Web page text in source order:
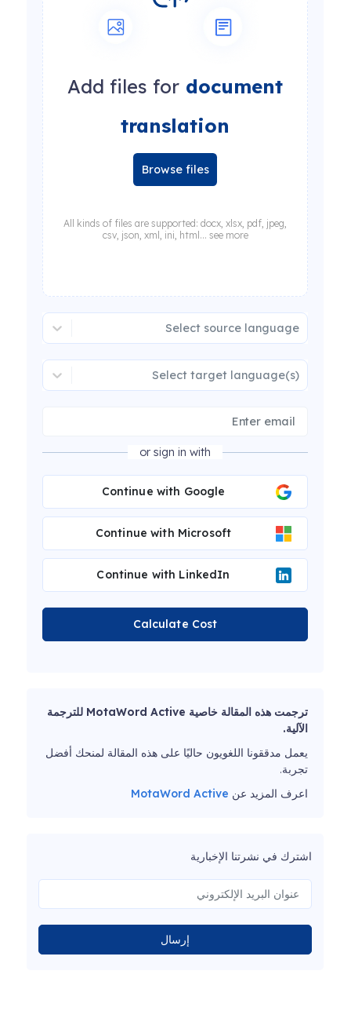
Add files for document
translation
Browse files
All kinds of files are supported: docx, xlsx, pdf, jpeg,
csv, json, xml, ini, html... see more
Select source language
Select target language(s)
or sign in with
Continue with Google
Continue with Microsoft
Continue with LinkedIn
Calculate Cost
ترجمت هذه المقالة خاصية MotaWord Active للترجمة
الآلية.
يعمل مدققونا اللغويون حاليًا على هذه المقالة لمنحك أفضل
تجربة.
اعرف المزيد عن MotaWord Active
اشترك في نشرتنا الإخبارية
إرسال